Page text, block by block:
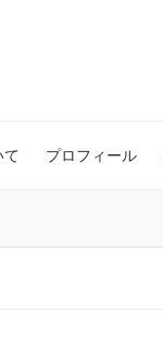
て プロフィール